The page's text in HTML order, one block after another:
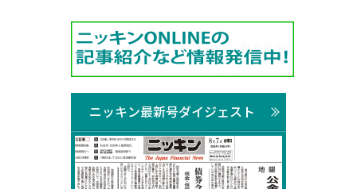
ニッキン最新号ダイジェスト